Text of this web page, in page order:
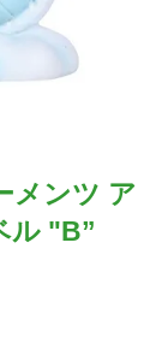
メンツ ア
ル "B”